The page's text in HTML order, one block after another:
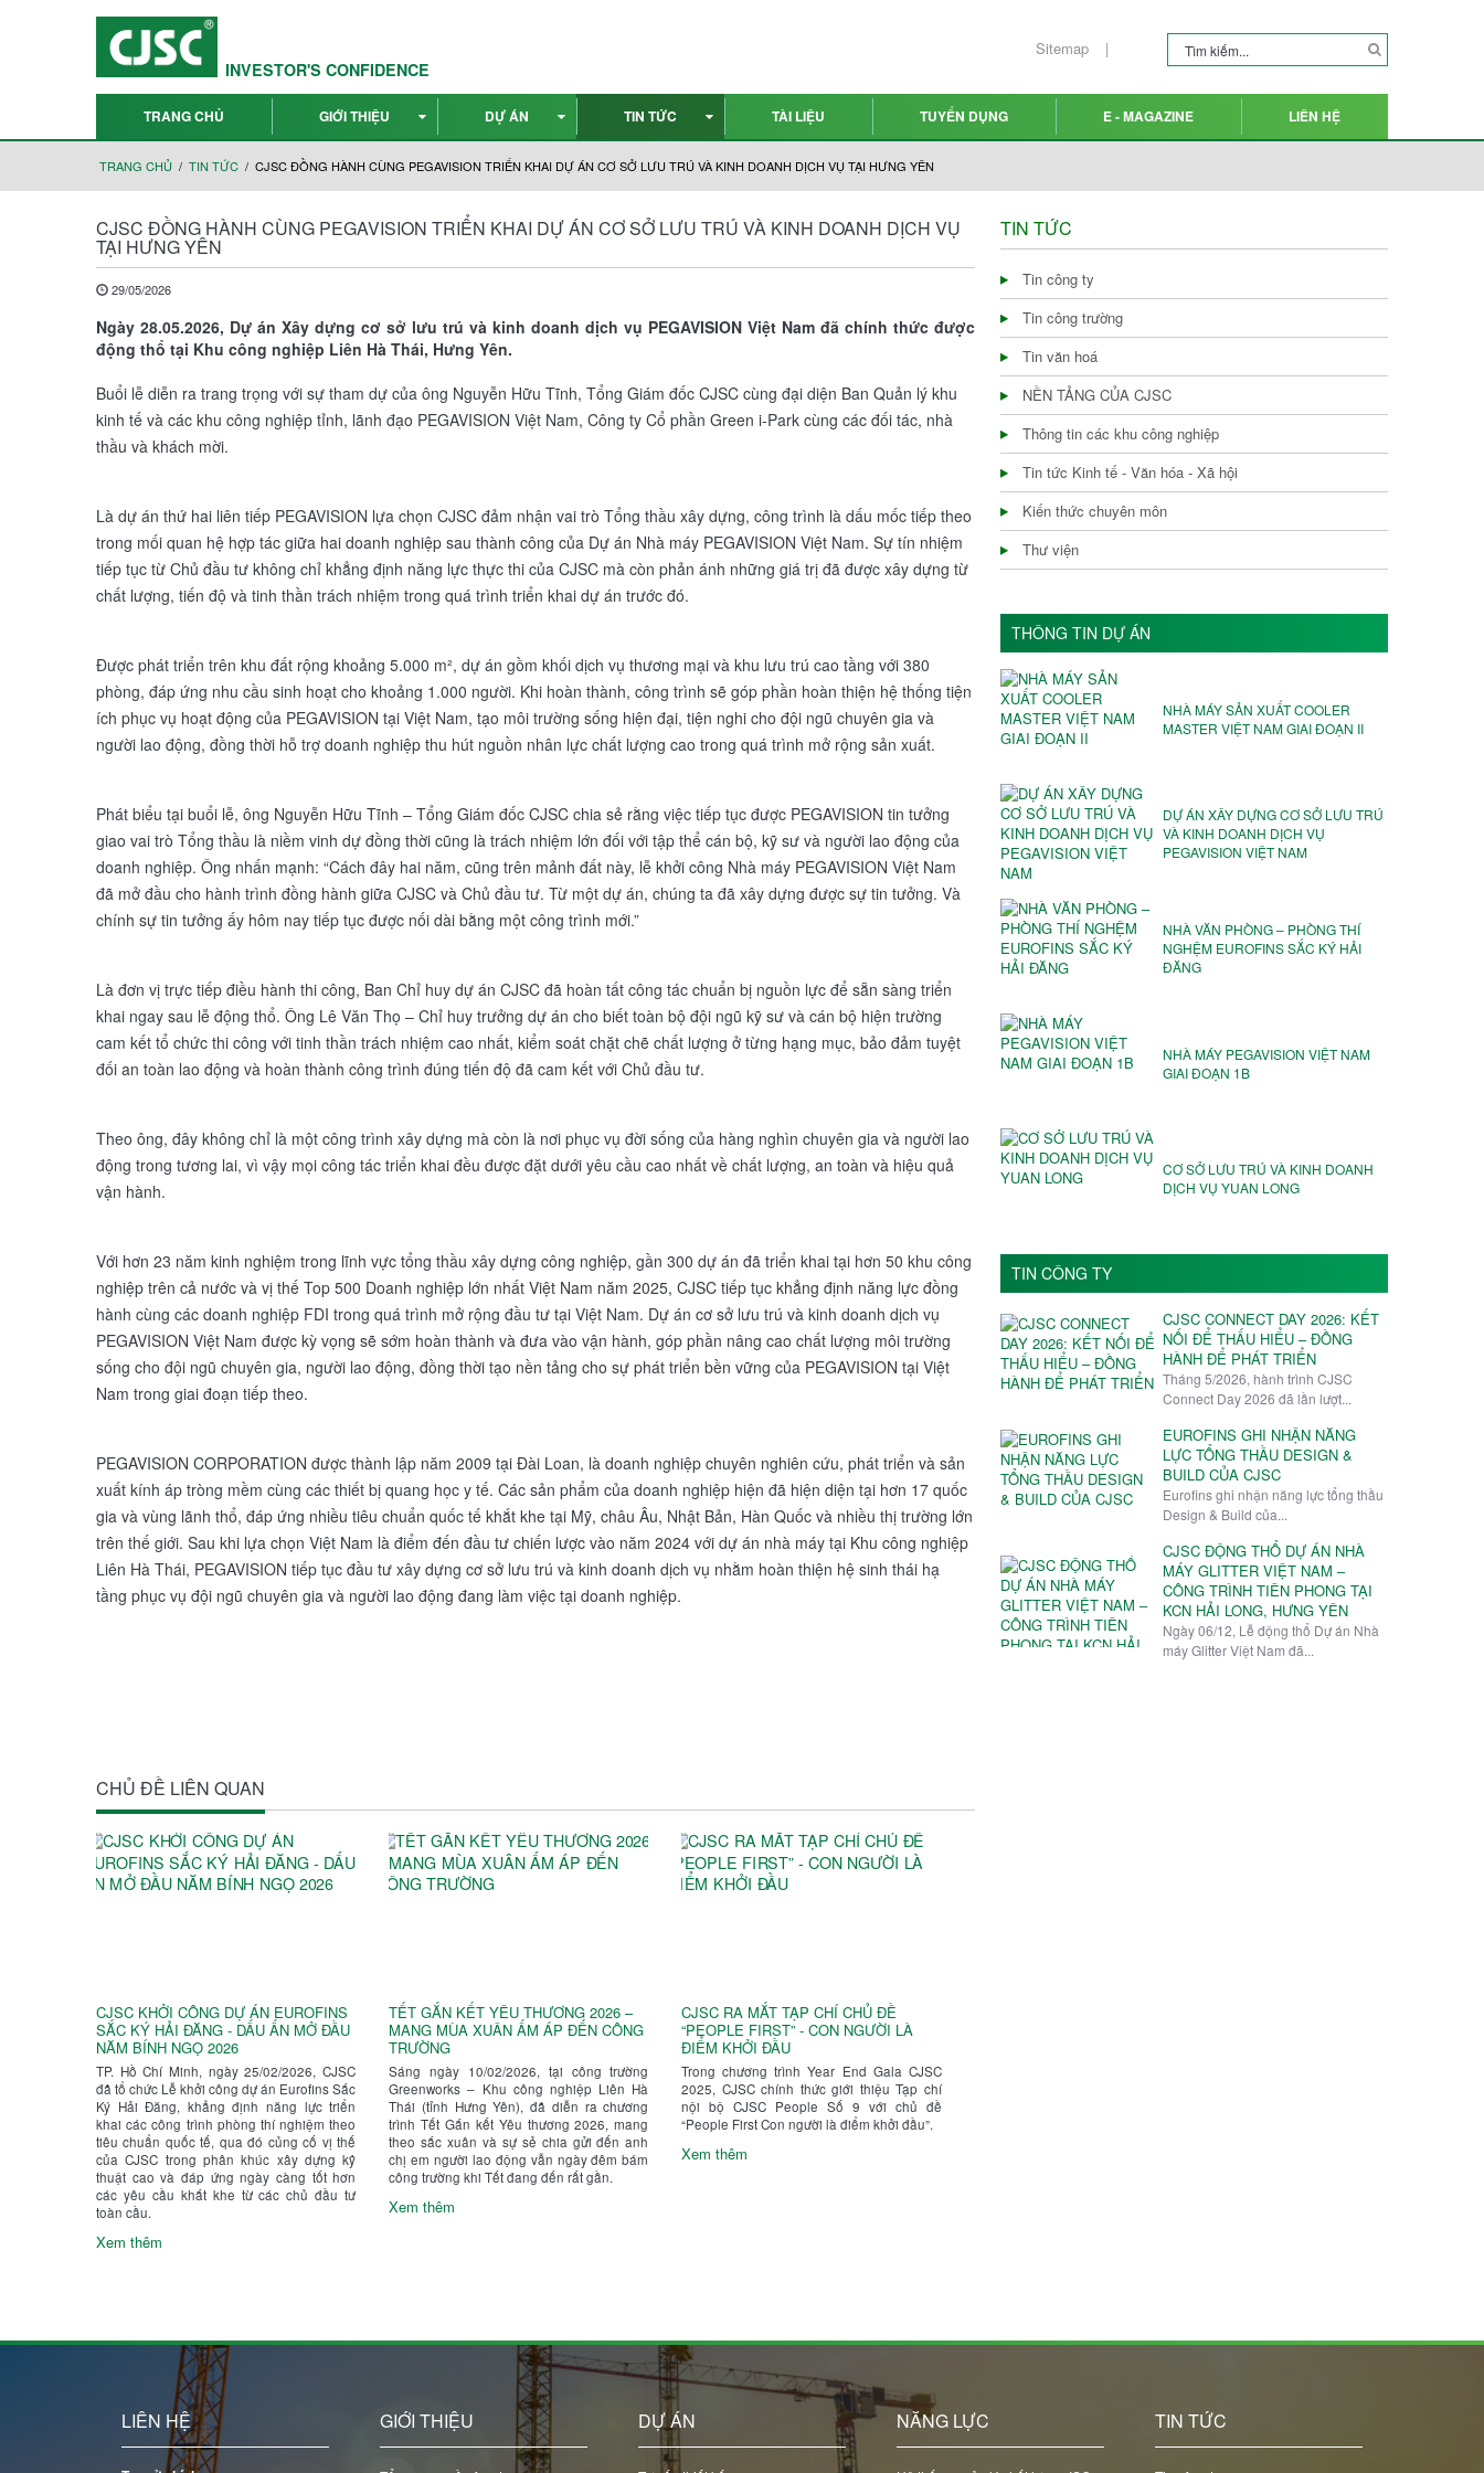
INVESTOR'S CONFIDENCE
Sitemap
TRANG CHỦ GIỚI THIỆU DỰ ÁN TIN TỨC TÀI LIỆU TUYỂN DỤNG E - MAGAZINE LIÊN HỆ
TRANG CHỦ TIN TỨC CJSC ĐỒNG HÀNH CÙNG PEGAVISION TRIỂN KHAI DỰ ÁN CƠ SỞ LƯU TRÚ VÀ KINH DOANH DỊCH VỤ TẠI HƯNG YÊN
CJSC ĐỒNG HÀNH CÙNG PEGAVISION TRIỂN KHAI DỰ ÁN CƠ SỞ LƯU TRÚ VÀ KINH DOANH DỊCH VỤ
TẠI HƯNG YÊN
29/05/2026
Ngày 28.05.2026, Dự án Xây dựng cơ sở lưu trú và kinh doanh dịch vụ PEGAVISION Việt Nam đã chính thức được
động thổ tại Khu công nghiệp Liên Hà Thái, Hưng Yên.
Buổi lễ diễn ra trang trọng với sự tham dự của ông Nguyễn Hữu Tĩnh, Tổng Giám đốc CJSC cùng đại diện Ban Quản lý khu
kinh tế và các khu công nghiệp tỉnh, lãnh đạo PEGAVISION Việt Nam, Công ty Cổ phần Green i-Park cùng các đối tác, nhà
thầu và khách mời.
Là dự án thứ hai liên tiếp PEGAVISION lựa chọn CJSC đảm nhận vai trò Tổng thầu xây dựng, công trình là dấu mốc tiếp theo
trong mối quan hệ hợp tác giữa hai doanh nghiệp sau thành công của Dự án Nhà máy PEGAVISION Việt Nam. Sự tín nhiệm
tiếp tục từ Chủ đầu tư không chỉ khẳng định năng lực thực thi của CJSC mà còn phản ánh những giá trị đã được xây dựng từ
chất lượng, tiến độ và tinh thần trách nhiệm trong quá trình triển khai dự án trước đó.
Được phát triển trên khu đất rộng khoảng 5.000 m², dự án gồm khối dịch vụ thương mại và khu lưu trú cao tầng với 380
phòng, đáp ứng nhu cầu sinh hoạt cho khoảng 1.000 người. Khi hoàn thành, công trình sẽ góp phần hoàn thiện hệ thống tiện
ích phục vụ hoạt động của PEGAVISION tại Việt Nam, tạo môi trường sống hiện đại, tiện nghi cho đội ngũ chuyên gia và
người lao động, đồng thời hỗ trợ doanh nghiệp thu hút nguồn nhân lực chất lượng cao trong quá trình mở rộng sản xuất.
Phát biểu tại buổi lễ, ông Nguyễn Hữu Tĩnh – Tổng Giám đốc CJSC chia sẻ rằng việc tiếp tục được PEGAVISION tin tưởng
giao vai trò Tổng thầu là niềm vinh dự đồng thời cũng là trách nhiệm lớn đối với tập thể cán bộ, kỹ sư và người lao động của
doanh nghiệp. Ông nhấn mạnh: “Cách đây hai năm, cũng trên mảnh đất này, lễ khởi công Nhà máy PEGAVISION Việt Nam
đã mở đầu cho hành trình đồng hành giữa CJSC và Chủ đầu tư. Từ một dự án, chúng ta đã xây dựng được sự tin tưởng. Và
chính sự tin tưởng ấy hôm nay tiếp tục được nối dài bằng một công trình mới.”
Là đơn vị trực tiếp điều hành thi công, Ban Chỉ huy dự án CJSC đã hoàn tất công tác chuẩn bị nguồn lực để sẵn sàng triển
khai ngay sau lễ động thổ. Ông Lê Văn Thọ – Chỉ huy trưởng dự án cho biết toàn bộ đội ngũ kỹ sư và cán bộ hiện trường
cam kết tổ chức thi công với tinh thần trách nhiệm cao nhất, kiểm soát chặt chẽ chất lượng ở từng hạng mục, bảo đảm tuyệt
đối an toàn lao động và hoàn thành công trình đúng tiến độ đã cam kết với Chủ đầu tư.
Theo ông, đây không chỉ là một công trình xây dựng mà còn là nơi phục vụ đời sống của hàng nghìn chuyên gia và người lao
động trong tương lai, vì vậy mọi công tác triển khai đều được đặt dưới yêu cầu cao nhất về chất lượng, an toàn và hiệu quả
vận hành.
Với hơn 23 năm kinh nghiệm trong lĩnh vực tổng thầu xây dựng công nghiệp, gần 300 dự án đã triển khai tại hơn 50 khu công
nghiệp trên cả nước và vị thế Top 500 Doanh nghiệp lớn nhất Việt Nam năm 2025, CJSC tiếp tục khẳng định năng lực đồng
hành cùng các doanh nghiệp FDI trong quá trình mở rộng đầu tư tại Việt Nam. Dự án cơ sở lưu trú và kinh doanh dịch vụ
PEGAVISION Việt Nam được kỳ vọng sẽ sớm hoàn thành và đưa vào vận hành, góp phần nâng cao chất lượng môi trường
sống cho đội ngũ chuyên gia, người lao động, đồng thời tạo nền tảng cho sự phát triển bền vững của PEGAVISION tại Việt
Nam trong giai đoạn tiếp theo.
PEGAVISION CORPORATION được thành lập năm 2009 tại Đài Loan, là doanh nghiệp chuyên nghiên cứu, phát triển và sản
xuất kính áp tròng mềm cùng các thiết bị quang học y tế. Các sản phẩm của doanh nghiệp hiện đã hiện diện tại hơn 17 quốc
gia và vùng lãnh thổ, đáp ứng nhiều tiêu chuẩn quốc tế khắt khe tại Mỹ, châu Âu, Nhật Bản, Hàn Quốc và nhiều thị trường lớn
trên thế giới. Sau khi lựa chọn Việt Nam là điểm đến đầu tư chiến lược vào năm 2024 với dự án nhà máy tại Khu công nghiệp
Liên Hà Thái, PEGAVISION tiếp tục đầu tư xây dựng cơ sở lưu trú và kinh doanh dịch vụ nhằm hoàn thiện hệ sinh thái hạ
tầng phục vụ đội ngũ chuyên gia và người lao động đang làm việc tại doanh nghiệp.
CHỦ ĐỀ LIÊN QUAN
CJSC KHỞI CÔNG DỰ ÁN EUROFINS
SẮC KÝ HẢI ĐĂNG - DẤU ẤN MỞ ĐẦU
NĂM BÍNH NGỌ 2026
TP. Hồ Chí Minh, ngày 25/02/2026, CJSC
đã tổ chức Lễ khởi công dự án Eurofins Sắc
Ký Hải Đăng, khẳng định năng lực triển
khai các công trình phòng thí nghiệm theo
tiêu chuẩn quốc tế, qua đó củng cố vị thế
của CJSC trong phân khúc xây dựng kỹ
thuật cao và đáp ứng ngày càng tốt hơn
các yêu cầu khắt khe từ các chủ đầu tư
toàn cầu.
Xem thêm
TẾT GẮN KẾT YÊU THƯƠNG 2026 –
MANG MÙA XUÂN ẤM ÁP ĐẾN CÔNG
TRƯỜNG
Sáng ngày 10/02/2026, tại công trường
Greenworks – Khu công nghiệp Liên Hà
Thái (tỉnh Hưng Yên), đã diễn ra chương
trình Tết Gắn kết Yêu thương 2026, mang
theo sắc xuân và sự sẻ chia gửi đến anh
chị em người lao động vẫn ngày đêm bám
công trường khi Tết đang đến rất gần.
Xem thêm
CJSC RA MẮT TẠP CHÍ CHỦ ĐỀ
“PEOPLE FIRST” - CON NGƯỜI LÀ
ĐIỂM KHỞI ĐẦU
Trong chương trình Year End Gala CJSC
2025, CJSC chính thức giới thiệu Tạp chí
nội bộ CJSC People Số 9 với chủ đề
“People First Con người là điểm khởi đầu”.
Xem thêm
TIN TỨC
Tin công ty
Tin công trường
Tin văn hoá
NỀN TẢNG CỦA CJSC
Thông tin các khu công nghiệp
Tin tức Kinh tế - Văn hóa - Xã hội
Kiến thức chuyên môn
Thư viện
THÔNG TIN DỰ ÁN
NHÀ MÁY SẢN XUẤT COOLER
MASTER VIỆT NAM GIAI ĐOẠN II
DỰ ÁN XÂY DỰNG CƠ SỞ LƯU TRÚ
VÀ KINH DOANH DỊCH VỤ
PEGAVISION VIỆT NAM
NHÀ VĂN PHÒNG – PHÒNG THÍ
NGHỆM EUROFINS SẮC KÝ HẢI
ĐĂNG
NHÀ MÁY PEGAVISION VIỆT NAM️
GIAI ĐOẠN 1B
CƠ SỞ LƯU TRÚ VÀ KINH DOANH
DỊCH VỤ YUAN LONG
TIN CÔNG TY
CJSC CONNECT DAY 2026: KẾT
NỐI ĐỂ THẤU HIỂU – ĐỒNG
HÀNH ĐỂ PHÁT TRIỂN
Tháng 5/2026, hành trình CJSC
Connect Day 2026 đã lần lượt...
EUROFINS GHI NHẬN NĂNG
LỰC TỔNG THẦU DESIGN &
BUILD CỦA CJSC
Eurofins ghi nhận năng lực tổng thầu
Design & Build của...
CJSC ĐỘNG THỔ DỰ ÁN NHÀ
MÁY GLITTER VIỆT NAM –
CÔNG TRÌNH TIÊN PHONG TẠI
KCN HẢI LONG, HƯNG YÊN
Ngày 06/12, Lễ động thổ Dự án Nhà
máy Glitter Việt Nam đã...
LIÊN HỆ GIỚI THIỆU DỰ ÁN NĂNG LỰC TIN TỨC